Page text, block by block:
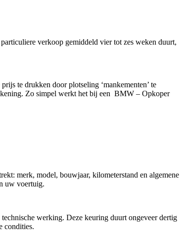
verkoop gemiddeld vier tot zes weken duurt,
te drukken door plotseling ‘mankementen’ te
Zo simpel werkt het bij een BMW – Opkoper
merk, model, bouwjaar, kilometerstand en algemene
uw voertuig.
werking. Deze keuring duurt ongeveer dertig
condities.